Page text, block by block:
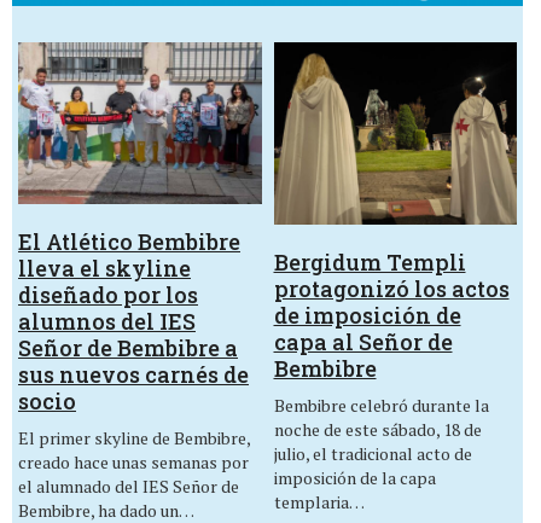
El Atlético Bembibre
lleva el skyline
diseñado por los
alumnos del IES
Señor de Bembibre a
sus nuevos carnés de
socio
El primer skyline de Bembibre,
creado hace unas semanas por
el alumnado del IES Señor de
Bembibre, ha dado un…
Bergidum Templi
protagonizó los actos
de imposición de
capa al Señor de
Bembibre
Bembibre celebró durante la
noche de este sábado, 18 de
julio, el tradicional acto de
imposición de la capa
templaria…